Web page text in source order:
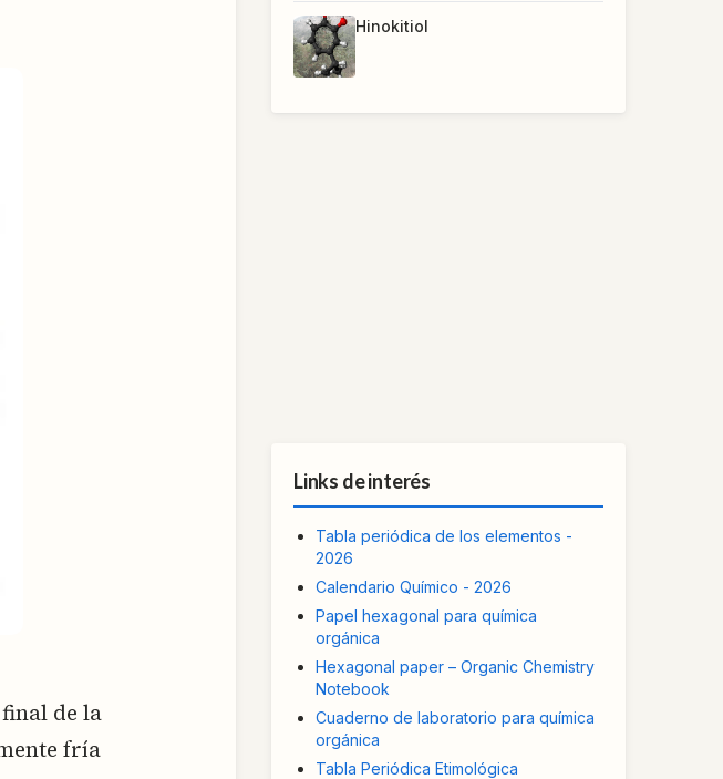
de la
fría
Hinokitiol
Links de interés
Tabla periódica de los elementos -
2026
Calendario Químico - 2026
Papel hexagonal para química
orgánica
Hexagonal paper – Organic Chemistry
Notebook
Cuaderno de laboratorio para química
orgánica
Tabla Periódica Etimológica